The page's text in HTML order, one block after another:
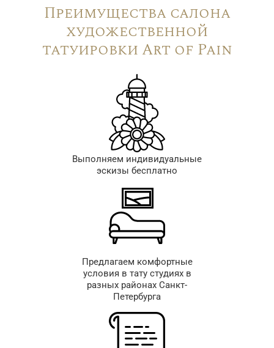
Преимущества салона
художественной
татуировки Art of Pain
Выполняем индивидуальные
эскизы бесплатно
Предлагаем комфортные
условия в тату студиях в
разных районах Санкт-
Петербурга